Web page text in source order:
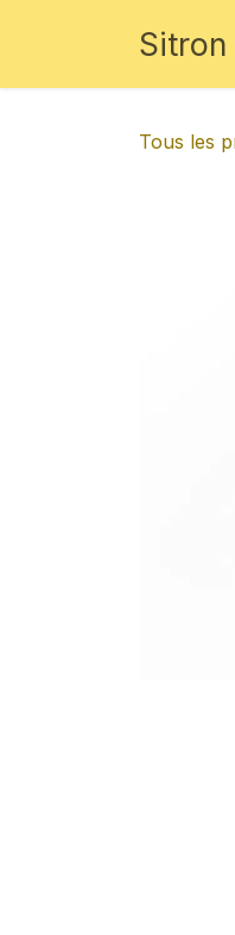
Sitron
Tous les